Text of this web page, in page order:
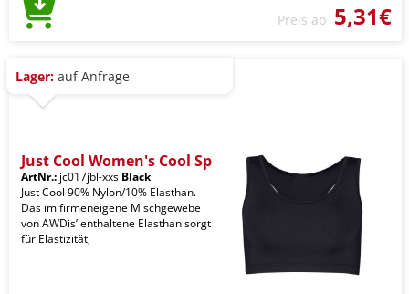
Preis ab 5,31€
Lager: auf Anfrage
Just Cool Women's Cool Sp
ArtNr.: jc017jbl-xxs Black
Just Cool 90% Nylon/10% Elasthan.
Das im firmeneigene Mischgewebe
von AWDis’ enthaltene Elasthan sorgt
für Elastizität,